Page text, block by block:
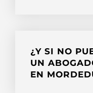
¿Y SI NO
UN
EN